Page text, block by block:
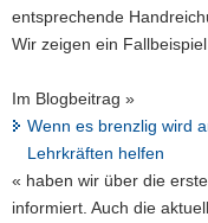
entsprechende
Wir zeigen ein Fallbeispiel
Im Blogbeitrag »
Wenn es brenzlig wird
Lehrkräften helfen
« haben wir über die
informiert. Auch die